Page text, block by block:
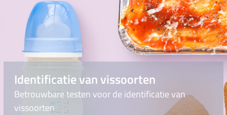
Nutrition Care
Identificatie van vissoorten
Betrouwbare testen voor de identificatie van
vissoorten